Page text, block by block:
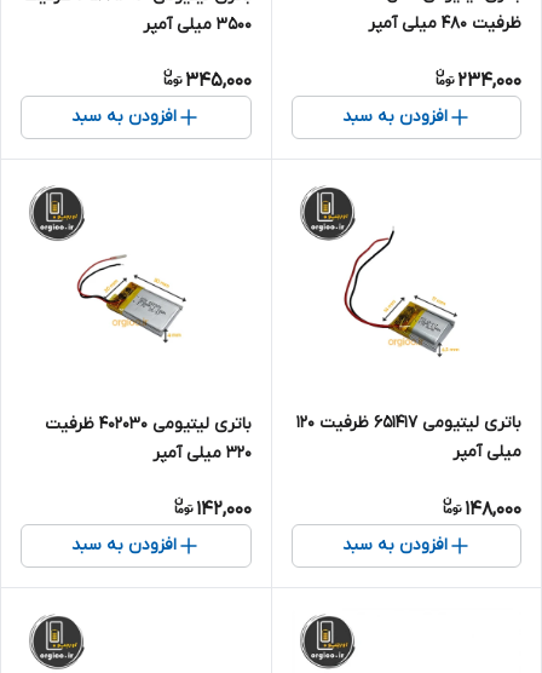
ظرفیت 480 میلی آمپر
234,000
افزودن به سبد
3500 میلی آمپر
345,000
افزودن به سبد
باتری لیتیومی 651417 ظرفیت 120
میلی آمپر
148,000
افزودن به سبد
باتری لیتیومی 402030 ظرفیت
320 میلی آمپر
142,000
افزودن به سبد